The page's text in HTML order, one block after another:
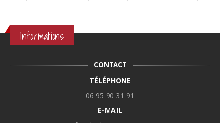
Informations
CONTACT
TÉLÉPHONE
06 95 90 31 91
E-MAIL